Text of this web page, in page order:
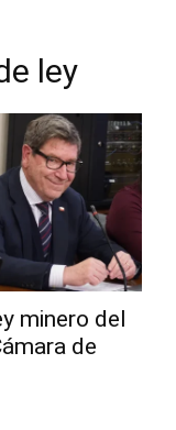
ley
minero del
de